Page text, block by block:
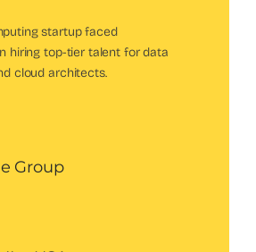
startup faced
hiring top-tier talent for data
cloud architects.
Group